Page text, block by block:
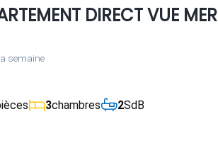
DIRECT VUE MER
semaine
3chambres 2SdB